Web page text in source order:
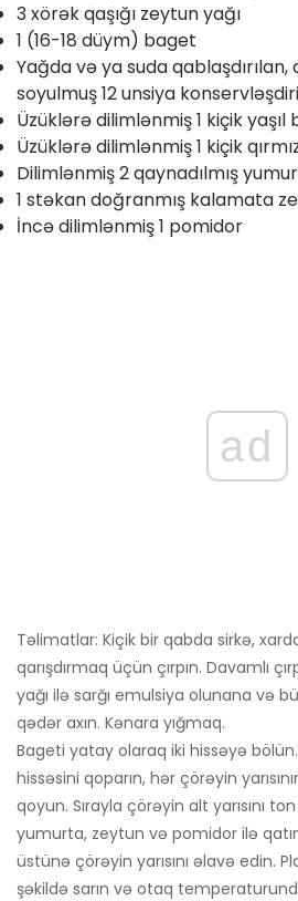
3 xörək qaşığı zeytun yağı
1 (16-18 düym) baget
Yağda və ya suda
soyulmuş 12 unsiya
Üzüklərə dilimlənmiş 1 kiçik yaşıl
Üzüklərə dilimlənmiş 1 kiçik
Dilimlənmiş 2 qaynadılmış
1 stəkan doğranmış kalamata
İncə dilimlənmiş 1 pomidor
ad
Təlimatlar: Kiçik bir qabda sirkə,
qarışdırmaq üçün çırpın. Davamlı
yağı ilə sarğı emulsiya olunana və
qədər axın. Kənara yığmaq.
Bageti yatay olaraq iki hissəyə
hissəsini qoparın, hər çörəyin
qoyun. Sırayla çörəyin alt yarısını
yumurta, zeytun və pomidor ilə
üstünə çörəyin yarısını əlavə edin.
şəkildə sarın və otaq